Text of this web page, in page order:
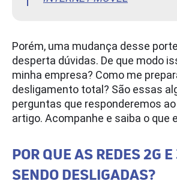
Porém, uma mudança desse
desperta dúvidas. De que modo
minha empresa? Como me
desligamento total? São essas
perguntas que responderemos
artigo. Acompanhe e saiba o que
POR QUE AS REDES 2G
SENDO DESLIGADAS?